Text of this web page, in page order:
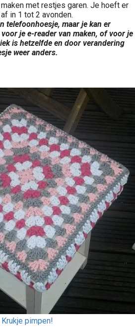
met restjes garen. Je hoeft er
in 1 tot 2 avonden.
telefoonhoesje, maar je kan er
je e-reader van maken, of voor je
is hetzelfde en door verandering
weer anders.
pimpen!